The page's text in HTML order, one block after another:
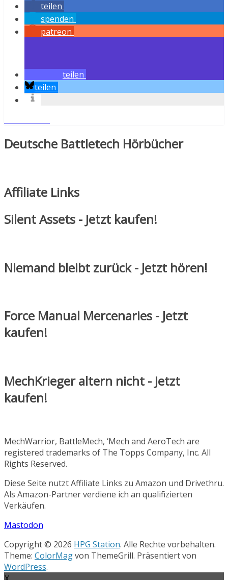
teilen
spenden
patreon
teilen
teilen
Deutsche Battletech Hörbücher
Affiliate Links
Silent Assets - Jetzt kaufen!
Niemand bleibt zurück - Jetzt hören!
Force Manual Mercenaries - Jetzt
kaufen!
MechKrieger altern nicht - Jetzt
kaufen!
MechWarrior, BattleMech, ‘Mech and AeroTech are
registered trademarks of The Topps Company, Inc. All
Rights Reserved.
Diese Seite nutzt Affiliate Links zu Amazon und Drivethru.
Als Amazon-Partner verdiene ich an qualifizierten
Verkäufen.
Mastodon
Copyright © 2026 HPG Station. Alle Rechte vorbehalten.
Theme: ColorMagvon ThemeGrill. Präsentiert von
WordPress.